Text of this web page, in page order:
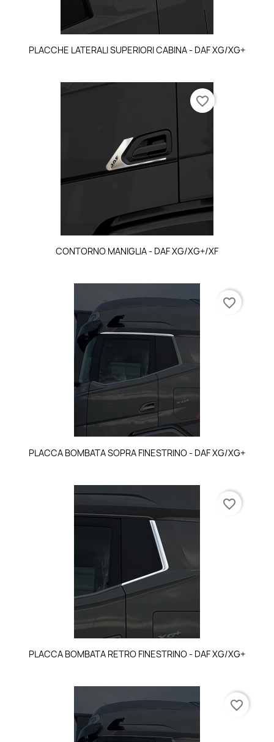
PLACCHE LATERALI SUPERIORI CABINA - DAF XG/XG+
CONTORNO MANIGLIA - DAF XG/XG+/XF
favorite_border
PLACCA BOMBATA SOPRA FINESTRINO - DAF XG/XG+
favorite_border
PLACCA BOMBATA RETRO FINESTRINO - DAF XG/XG+
favorite_border
favorite_border